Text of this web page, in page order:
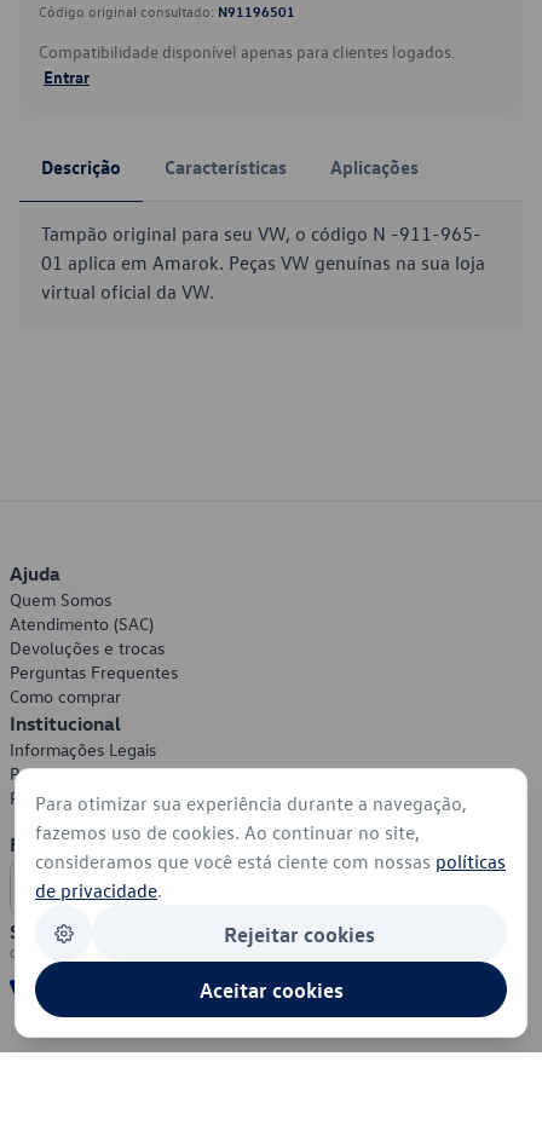
Código original consultado: N91196501
Compatibilidade disponível apenas para clientes logados.
Entrar
Descrição Características Aplicações
Tampão original para seu VW, o código N -911-965-
01 aplica em Amarok. Peças VW genuínas na sua loja
virtual oficial da VW.
Ajuda
Quem Somos
Atendimento (SAC)
Devoluções e trocas
Perguntas Frequentes
Como comprar
Institucional
Informações Legais
Política de Privacidade
Política de Cookies
Formas de Pagamento
Segurança
Para otimizar sua experiência durante a navegação,
fazemos uso de cookies. Ao continuar no site,
consideramos que você está ciente com nossas políticas
de privacidade.
Rejeitar cookies
Aceitar cookies